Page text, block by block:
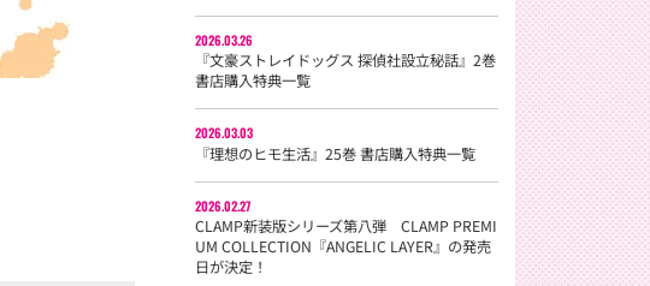
2026.03.26
『文豪ストレイドッグス 探偵社設立秘話』2巻
書店購入特典一覧
2026.03.03
『理想のヒモ生活』25巻 書店購入特典一覧
2026.02.27
CLAMP新装版シリーズ第八弾 CLAMP PREMI
UM COLLECTION『ANGELIC LAYER』の発売
日が決定！